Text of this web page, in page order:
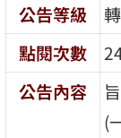
公告等級
點閱次數
公告內容
(